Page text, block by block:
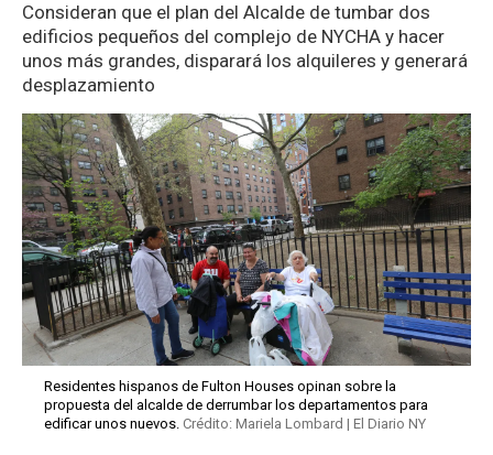
Consideran que el plan del Alcalde de tumbar dos
edificios pequeños del complejo de NYCHA y hacer
unos más grandes, disparará los alquileres y generará
desplazamiento
Residentes hispanos de Fulton Houses opinan sobre la
propuesta del alcalde de derrumbar los departamentos para
edificar unos nuevos. Crédito: Mariela Lombard | El Diario NY